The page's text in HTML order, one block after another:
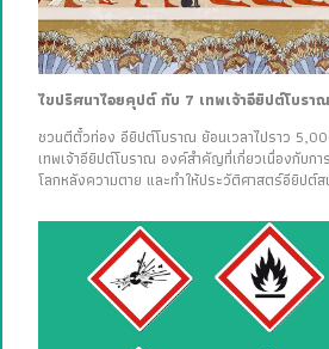
ไขปริศนาไอยคุปต์ กับ 7 เทพเจ้าอียิปต์โบราณ
ชวนตีตั๋วท่อง อียิปต์โบราณ ย้อนเวลาไปราว
เทพเจ้าอียิปต์โบราณ องค์สำคัญที่เกี่ยวเนื่องกับก
โลกหลังความตาย และทำให้ประวัติศาสตร์อียิปต์